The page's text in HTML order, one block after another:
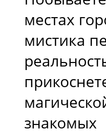
местах
мистика
знакомых